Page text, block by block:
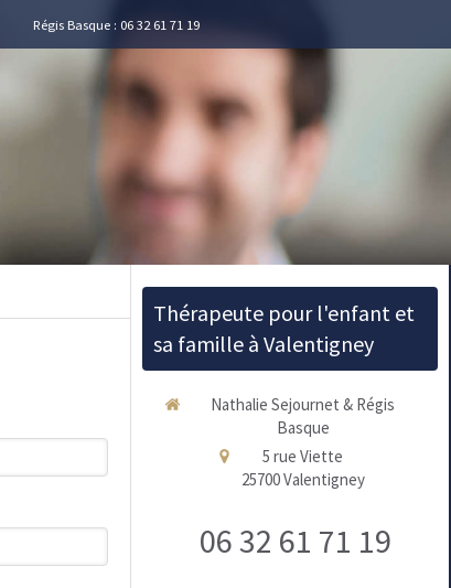
Régis Basque : 06 32 61 71 19
Thérapeute pour l'enfant et
sa famille à Valentigney
Nathalie Sejournet & Régis
Basque
5 rue Viette
25700Valentigney
06 32 61 71 19